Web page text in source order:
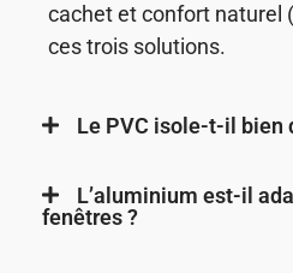
cachet et confort naturel
ces trois solutions.
Le PVC isole-t-il bien
L’aluminium est-il
fenêtres ?